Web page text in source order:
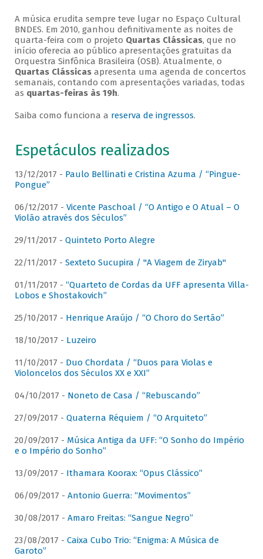
A música erudita sempre teve lugar no Espaço Cultural
BNDES. Em 2010, ganhou definitivamente as noites de
quarta-feira com o projeto Quartas Clássicas, que no
início oferecia ao público apresentações gratuitas da
Orquestra Sinfônica Brasileira (OSB). Atualmente, o
Quartas Clássicasapresenta uma agenda de concertos
semanais, contando com apresentações variadas, todas
as quartas-feiras às 19h.
Saiba como funciona a reserva de ingressos.
Espetáculos realizados
13/12/2017 - Paulo Bellinati e Cristina Azuma / “Pingue-
Pongue”
06/12/2017 - Vicente Paschoal / “O Antigo e O Atual – O
Violão através dos Séculos”
29/11/2017 - Quinteto Porto Alegre
22/11/2017 - Sexteto Sucupira / "A Viagem de Ziryab"
01/11/2017 - “Quarteto de Cordas da UFF apresenta Villa-
Lobos e Shostakovich”
25/10/2017 - Henrique Araújo / “O Choro do Sertão”
18/10/2017 - Luzeiro
11/10/2017 - Duo Chordata / “Duos para Violas e
Violoncelos dos Séculos XX e XXI”
04/10/2017 - Noneto de Casa / “Rebuscando”
27/09/2017 - Quaterna Réquiem / “O Arquiteto”
20/09/2017 - Música Antiga da UFF: “O Sonho do Império
e o Império do Sonho”
13/09/2017 - Ithamara Koorax: “Opus Clássico”
06/09/2017 - Antonio Guerra: “Movimentos”
30/08/2017 - Amaro Freitas: “Sangue Negro”
23/08/2017 - Caixa Cubo Trio: “Enigma: A Música de
Garoto”